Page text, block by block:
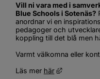
Vill ni vara med i
Blue Schools i Sotenäs?
anordnar vi en
pedagoger och
koppling till det blå men
Varmt välkomna eller
Läs mer här Länk till